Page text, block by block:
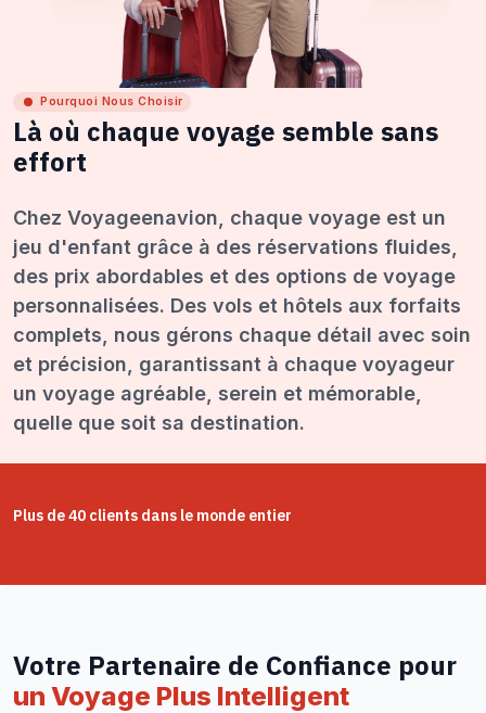
Pourquoi Nous Choisir
Là où chaque voyage semble sans
effort
Chez Voyageenavion, chaque voyage est un
jeu d'enfant grâce à des réservations fluides,
des prix abordables et des options de voyage
personnalisées. Des vols et hôtels aux forfaits
complets, nous gérons chaque détail avec soin
et précision, garantissant à chaque voyageur
un voyage agréable, serein et mémorable,
quelle que soit sa destination.
Plus de 40 clients dans le monde entier
Votre Partenaire de Confiance pour
un Voyage Plus Intelligent